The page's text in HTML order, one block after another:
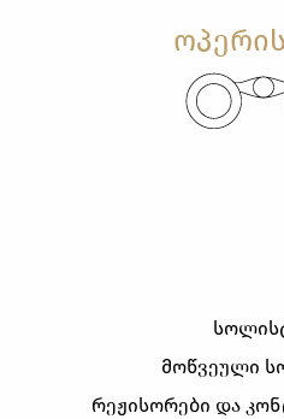
ᲛᲝᲬᲕᲔᲣᲚᲘ
ᲠᲔᲟᲘᲡᲝᲠᲔᲑᲘ ᲓᲐ